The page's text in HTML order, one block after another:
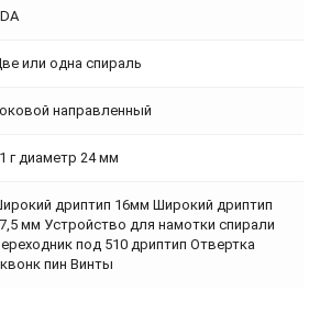
или одна спираль
направленный
г диаметр 24 мм
дриптип 16мм Широкий дриптип
мм Устройство для намотки спирали
под 510 дриптип Отвертка
пин Винты